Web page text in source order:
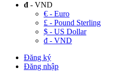
đ - VND
€ - Euro
£ - Pound Sterling
$ - US Dollar
đ - VND
Đăng ký
Đăng nhập